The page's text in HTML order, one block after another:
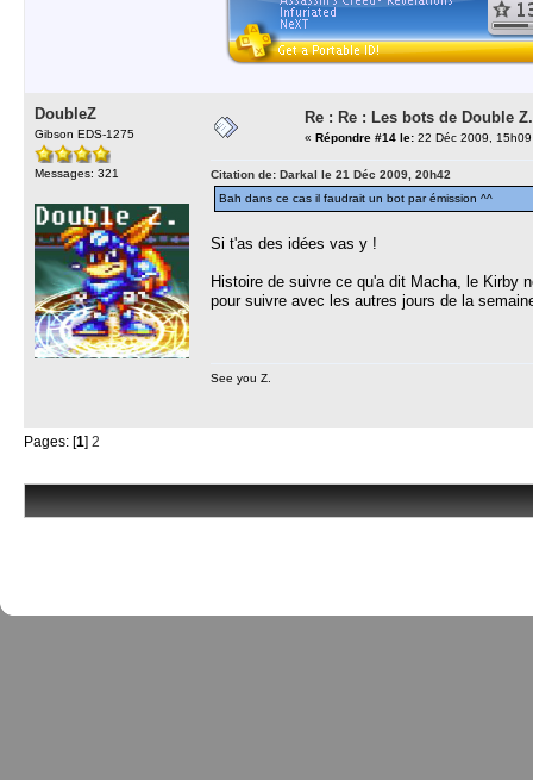
DoubleZ
Gibson EDS-1275
Messages: 321
Re : Re : Les bots de Double Z.
« Répondre #14 le: 22 Déc 2009,
Citation de: Darkal le 21 Déc 2009, 20h42
Bah dans ce cas il faudrait un bot par émission ^^
Si t'as des idées vas y !
Histoire de suivre ce qu'a dit Macha, le Kirby
pour suivre avec les autres jours de la
See you Z.
Pages: [1] 2